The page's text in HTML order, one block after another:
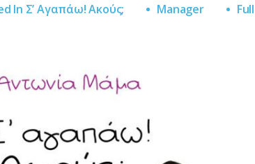
In Σ’ Αγαπάω! Aκούς; Manager
Full